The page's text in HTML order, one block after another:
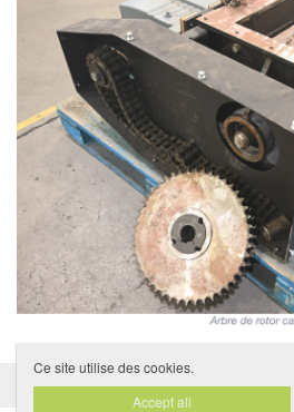
DISCLAIMER PRIVACYBELEID
Ce site utilise des cookies.
Accept all